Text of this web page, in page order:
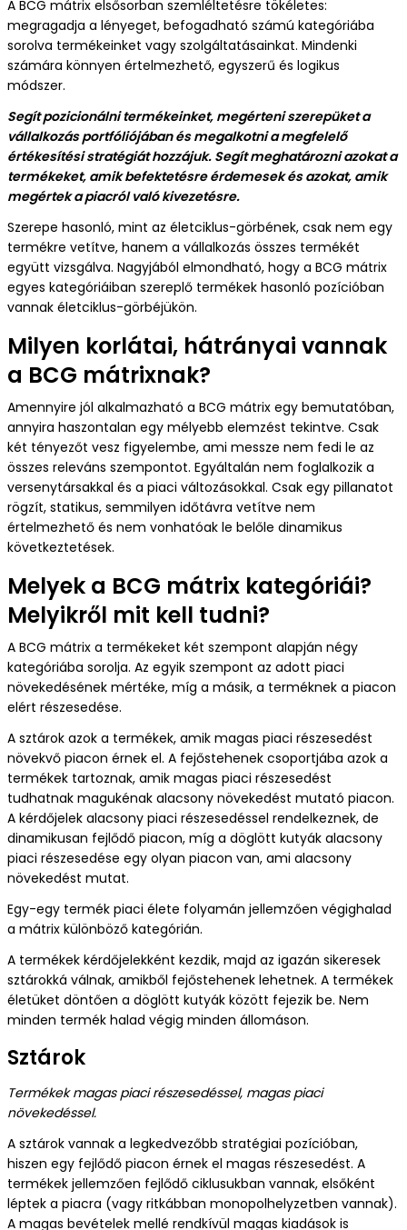
A BCG mátrix elsősorban szemléltetésre tökéletes:
megragadja a lényeget, befogadható számú kategóriába
sorolva termékeinket vagy szolgáltatásainkat. Mindenki
számára könnyen értelmezhető, egyszerű és logikus
módszer.
Segít pozicionálni termékeinket, megérteni szerepüket a
vállalkozás portfóliójában és megalkotni a megfelelő
értékesítési stratégiát hozzájuk. Segít meghatározni azokat a
termékeket, amik befektetésre érdemesek és azokat, amik
megértek a piacról való kivezetésre.
Szerepe hasonló, mint az életciklus-görbének, csak nem egy
termékre vetítve, hanem a vállalkozás összes termékét
együtt vizsgálva. Nagyjából elmondható, hogy a BCG mátrix
egyes kategóriáiban szereplő termékek hasonló pozícióban
vannak életciklus-görbéjükön.
Milyen korlátai, hátrányai vannak
a BCG mátrixnak?
Amennyire jól alkalmazható a BCG mátrix egy bemutatóban,
annyira haszontalan egy mélyebb elemzést tekintve. Csak
két tényezőt vesz figyelembe, ami messze nem fedi le az
összes releváns szempontot. Egyáltalán nem foglalkozik a
versenytársakkal és a piaci változásokkal. Csak egy pillanatot
rögzít, statikus, semmilyen időtávra vetítve nem
értelmezhető és nem vonhatóak le belőle dinamikus
következtetések.
Melyek a BCG mátrix kategóriái?
Melyikről mit kell tudni?
A BCG mátrix a termékeket két szempont alapján négy
kategóriába sorolja. Az egyik szempont az adott piaci
növekedésének mértéke, míg a másik, a terméknek a piacon
elért részesedése.
A sztárok azok a termékek, amik magas piaci részesedést
növekvő piacon érnek el. A fejőstehenek csoportjába azok a
termékek tartoznak, amik magas piaci részesedést
tudhatnak magukénak alacsony növekedést mutató piacon.
A kérdőjelek alacsony piaci részesedéssel rendelkeznek, de
dinamikusan fejlődő piacon, míg a döglött kutyák alacsony
piaci részesedése egy olyan piacon van, ami alacsony
növekedést mutat.
Egy-egy termék piaci élete folyamán jellemzően végighalad
a mátrix különböző kategórián.
A termékek kérdőjelekként kezdik, majd az igazán sikeresek
sztárokká válnak, amikből fejőstehenek lehetnek. A termékek
életüket döntően a döglött kutyák között fejezik be. Nem
minden termék halad végig minden állomáson.
Sztárok
Termékek magas piaci részesedéssel, magas piaci
növekedéssel.
A sztárok vannak a legkedvezőbb stratégiai pozícióban,
hiszen egy fejlődő piacon érnek el magas részesedést. A
termékek jellemzően fejlődő ciklusukban vannak, elsőként
léptek a piacra (vagy ritkábban monopolhelyzetben vannak).
A magas bevételek mellé rendkívül magas kiadások is